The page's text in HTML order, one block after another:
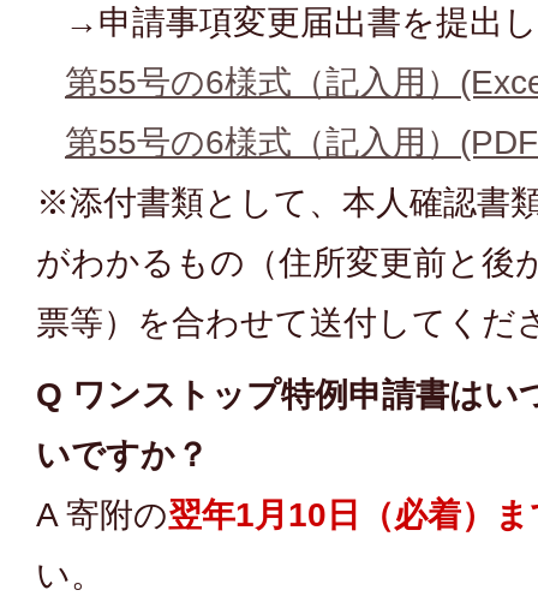
→申請事項変更届出書を提出
第55号の6様式（記入用）
第55号の6様式（記入用）
※添付書類として、本人確認書
がわかるもの（住所変更前と後
票等）を合わせて送付してくだ
Q ワンストップ特例申請書はい
いですか？
A 寄附の翌年1月10日（必着）ま
い。